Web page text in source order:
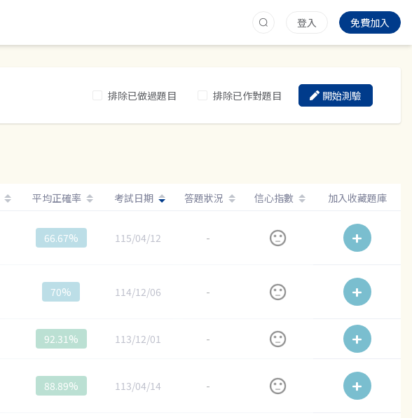
登入 免費加入
排除已做過題目 排除已作對題目 開始測驗
平均正確率 考試日期 答題狀況 信心指數 加入收藏題庫
66.67% 115/04/12 -
70% 114/12/06 -
92.31% 113/12/01 -
88.89% 113/04/14 -